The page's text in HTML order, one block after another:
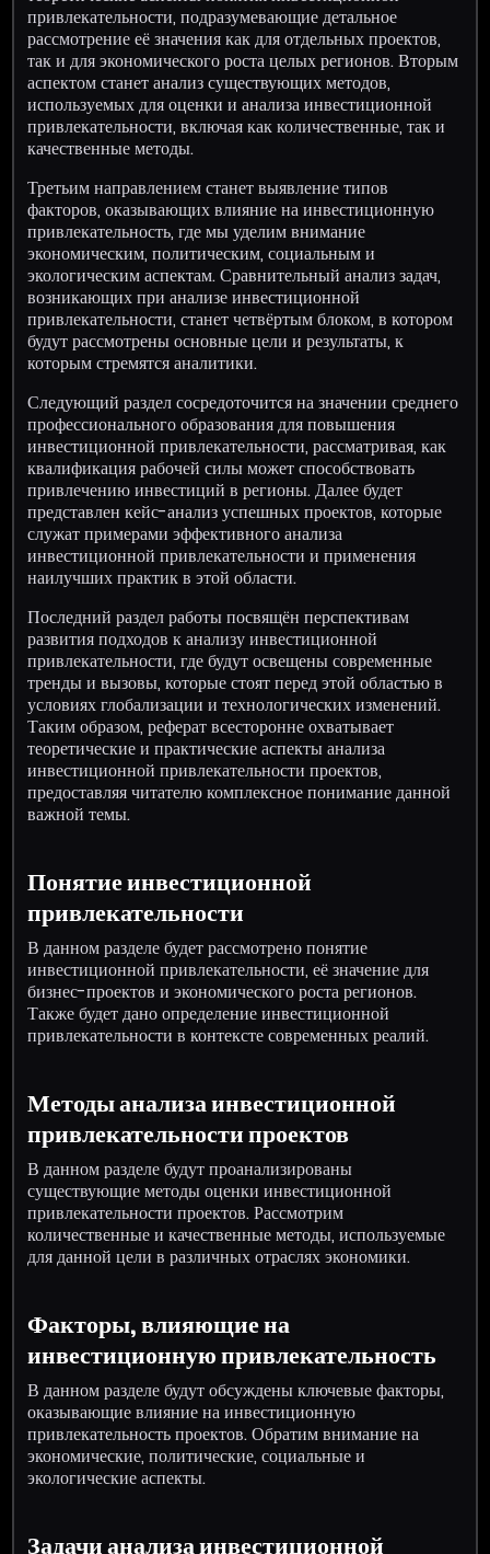
привлекательности, подразумевающие детальное
рассмотрение её значения как для отдельных проектов,
так и для экономического роста целых регионов. Вторым
аспектом станет анализ существующих методов,
используемых для оценки и анализа инвестиционной
привлекательности, включая как количественные, так и
качественные методы.
Третьим направлением станет выявление типов
факторов, оказывающих влияние на инвестиционную
привлекательность, где мы уделим внимание
экономическим, политическим, социальным и
экологическим аспектам. Сравнительный анализ задач,
возникающих при анализе инвестиционной
привлекательности, станет четвёртым блоком, в котором
будут рассмотрены основные цели и результаты, к
которым стремятся аналитики.
Следующий раздел сосредоточится на значении среднего
профессионального образования для повышения
инвестиционной привлекательности, рассматривая, как
квалификация рабочей силы может способствовать
привлечению инвестиций в регионы. Далее будет
представлен кейс-анализ успешных проектов, которые
служат примерами эффективного анализа
инвестиционной привлекательности и применения
наилучших практик в этой области.
Последний раздел работы посвящён перспективам
развития подходов к анализу инвестиционной
привлекательности, где будут освещены современные
тренды и вызовы, которые стоят перед этой областью в
условиях глобализации и технологических изменений.
Таким образом, реферат всесторонне охватывает
теоретические и практические аспекты анализа
инвестиционной привлекательности проектов,
предоставляя читателю комплексное понимание данной
важной темы.
Понятие инвестиционной
привлекательности
В данном разделе будет рассмотрено понятие
инвестиционной привлекательности, её значение для
бизнес-проектов и экономического роста регионов.
Также будет дано определение инвестиционной
привлекательности в контексте современных реалий.
Методы анализа инвестиционной
привлекательности проектов
В данном разделе будут проанализированы
существующие методы оценки инвестиционной
привлекательности проектов. Рассмотрим
количественные и качественные методы, используемые
для данной цели в различных отраслях экономики.
Факторы, влияющие на
инвестиционную привлекательность
В данном разделе будут обсуждены ключевые факторы,
оказывающие влияние на инвестиционную
привлекательность проектов. Обратим внимание на
экономические, политические, социальные и
экологические аспекты.
Задачи анализа инвестиционной